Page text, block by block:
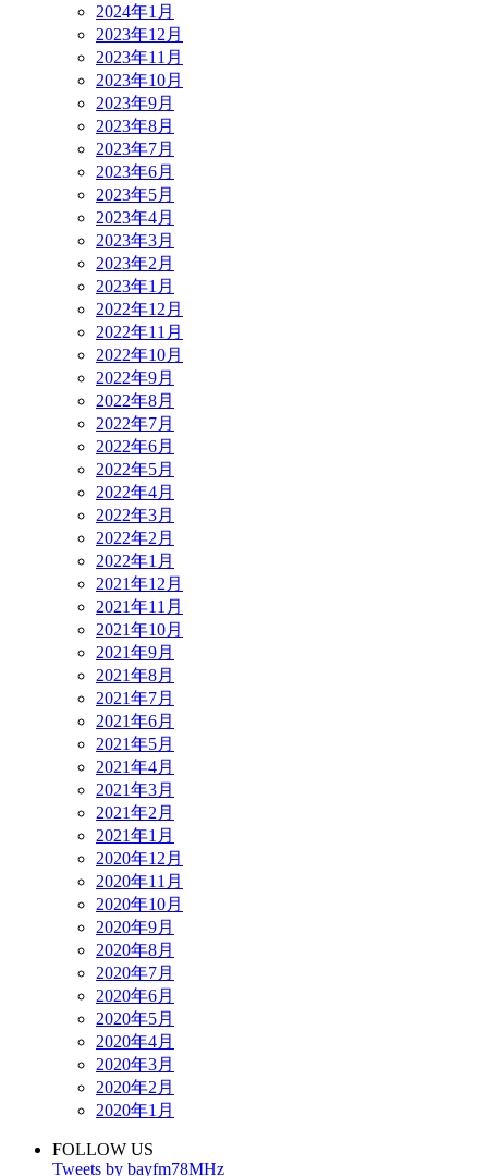
2024年1月
2023年12月
2023年11月
2023年10月
2023年9月
2023年8月
2023年7月
2023年6月
2023年5月
2023年4月
2023年3月
2023年2月
2023年1月
2022年12月
2022年11月
2022年10月
2022年9月
2022年8月
2022年7月
2022年6月
2022年5月
2022年4月
2022年3月
2022年2月
2022年1月
2021年12月
2021年11月
2021年10月
2021年9月
2021年8月
2021年7月
2021年6月
2021年5月
2021年4月
2021年3月
2021年2月
2021年1月
2020年12月
2020年11月
2020年10月
2020年9月
2020年8月
2020年7月
2020年6月
2020年5月
2020年4月
2020年3月
2020年2月
2020年1月
FOLLOW US
Tweets by bayfm78MHz